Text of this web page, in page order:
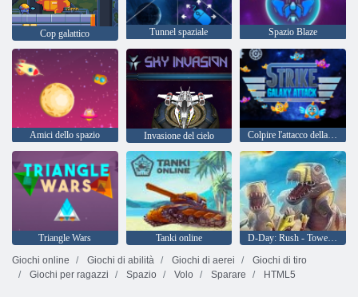
Cop galattico Tunnel spaziale Spazio Blaze
Amici dello spazio Invasione del cielo Colpire l'attacco della galassia
Triangle Wars Tanki online
D-Day: Rush - Tower Defense
Giochi online
Giochi di abilità Giochi di aerei
Giochi di tiro
Giochi per ragazzi
Spazio Volo Sparare HTML5